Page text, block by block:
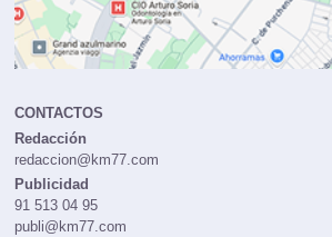
CONTACTOS
Redacción
redaccion@km77.com
Publicidad
91 513 04 95
publi@km77.com